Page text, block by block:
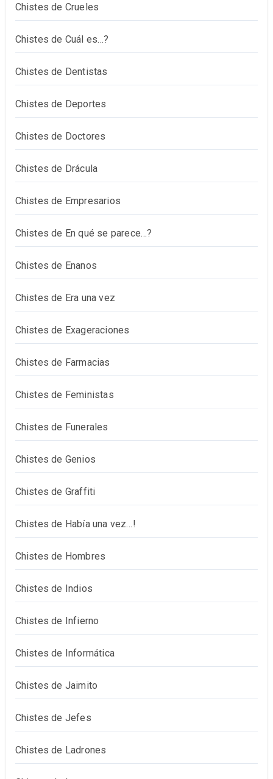
Chistes de Crueles
Chistes de Cuál es…?
Chistes de Dentistas
Chistes de Deportes
Chistes de Doctores
Chistes de Drácula
Chistes de Empresarios
Chistes de En qué se parece…?
Chistes de Enanos
Chistes de Era una vez
Chistes de Exageraciones
Chistes de Farmacias
Chistes de Feministas
Chistes de Funerales
Chistes de Genios
Chistes de Graffiti
Chistes de Había una vez…!
Chistes de Hombres
Chistes de Indios
Chistes de Infierno
Chistes de Informática
Chistes de Jaimito
Chistes de Jefes
Chistes de Ladrones